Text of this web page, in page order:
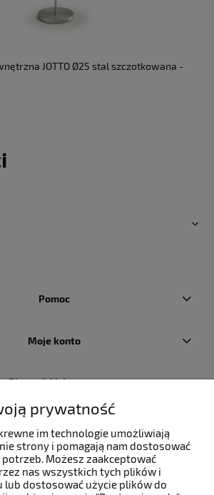
JOTTO Ø25 stal szczotkowana -
AC IP20 DIMM - MILOOX
Pomoc
Moje konto
Płatności i dostawa
O nas
prywatność
im technologie umożliwiają
strony i pomagają nam dostosować
Możesz zaakceptować
nas wszystkich tych plików i
lub dostosować użycie plików do